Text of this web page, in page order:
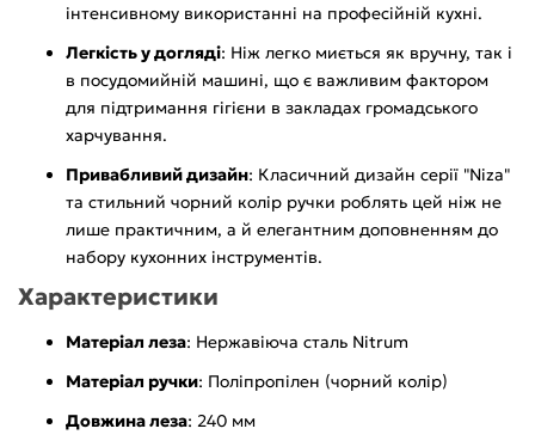
інтенсивному використанні на професійній кухні.
Легкість у догляді: Ніж легко миється як вручну, так і
в посудомийній машині, що є важливим фактором
для підтримання гігієни в закладах громадського
харчування.
Привабливий дизайн: Класичний дизайн серії "Niza"
та стильний чорний колір ручки роблять цей ніж не
лише практичним, а й елегантним доповненням до
набору кухонних інструментів.
Характеристики
Матеріал леза: Нержавіюча сталь Nitrum
Матеріал ручки: Поліпропілен (чорний колір)
Довжина леза: 240 мм